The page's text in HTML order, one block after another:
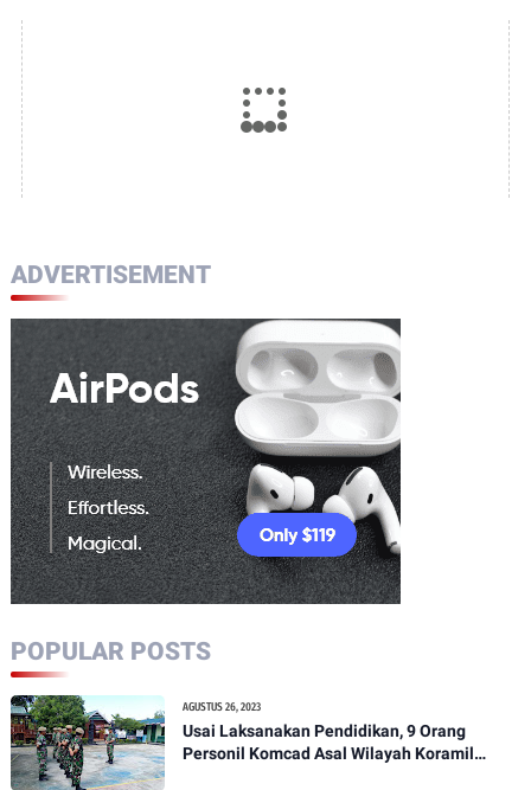
ADVERTISEMENT
POPULAR POSTS
AGUSTUS 26, 2023
Usai Laksanakan Pendidikan, 9 Orang
Personil Komcad Asal Wilayah Koramil